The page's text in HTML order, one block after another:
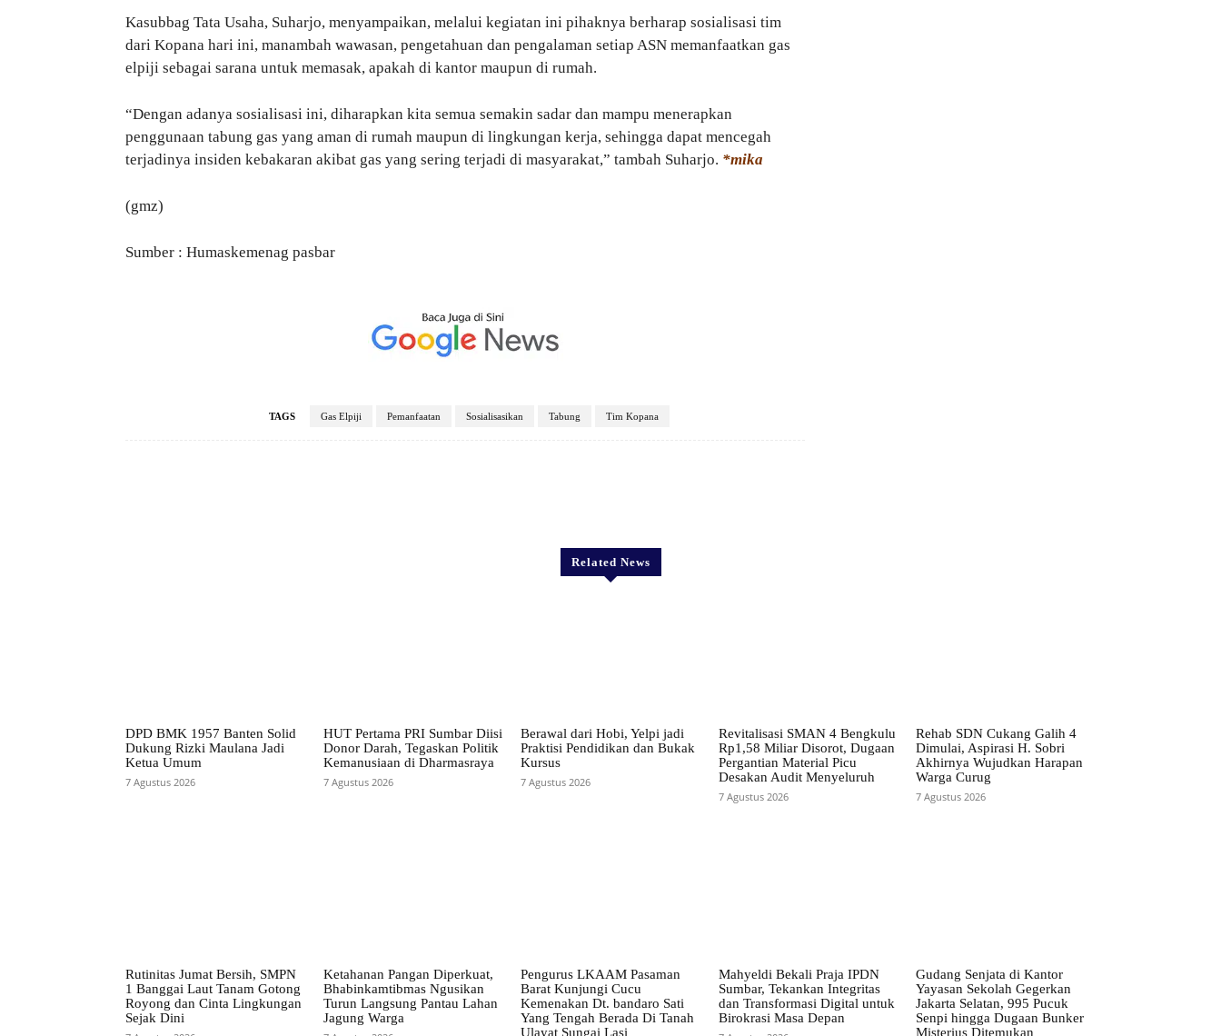
Kasubbag Tata Usaha, Suharjo, menyampaikan, melalui kegiatan ini pihaknya berharap sosialisasi tim
dari Kopana hari ini, manambah wawasan, pengetahuan dan pengalaman setiap ASN memanfaatkan gas
elpiji sebagai sarana untuk memasak, apakah di kantor maupun di rumah.
“Dengan adanya sosialisasi ini, diharapkan kita semua semakin sadar dan mampu menerapkan
penggunaan tabung gas yang aman di rumah maupun di lingkungan kerja, sehingga dapat mencegah
terjadinya insiden kebakaran akibat gas yang sering terjadi di masyarakat,” tambah Suharjo. *mika
(gmz)
Sumber : Humaskemenag pasbar
TAGS Gas Elpiji Pemanfaatan Sosialisasikan Tabung Tim Kopana
Related News
DPD BMK 1957 Banten Solid
Dukung Rizki Maulana Jadi
Ketua Umum
7 Agustus 2026
HUT Pertama PRI Sumbar Diisi
Donor Darah, Tegaskan Politik
Kemanusiaan di Dharmasraya
7 Agustus 2026
Berawal dari Hobi, Yelpi jadi
Praktisi Pendidikan dan Bukak
Kursus
7 Agustus 2026
Revitalisasi SMAN 4 Bengkulu
Rp1,58 Miliar Disorot, Dugaan
Pergantian Material Picu
Desakan Audit Menyeluruh
7 Agustus 2026
Rehab SDN Cukang Galih 4
Dimulai, Aspirasi H. Sobri
Akhirnya Wujudkan Harapan
Warga Curug
7 Agustus 2026
Rutinitas Jumat Bersih, SMPN
1 Banggai Laut Tanam Gotong
Royong dan Cinta Lingkungan
Sejak Dini
Ketahanan Pangan Diperkuat,
Bhabinkamtibmas Ngusikan
Turun Langsung Pantau Lahan
Jagung Warga
Pengurus LKAAM Pasaman
Barat Kunjungi Cucu
Kemenakan Dt. bandaro Sati
Yang Tengah Berada Di Tanah
Ulayat Sungai Lasi
Mahyeldi Bekali Praja IPDN
Sumbar, Tekankan Integritas
dan Transformasi Digital untuk
Birokrasi Masa Depan
Gudang Senjata di Kantor
Yayasan Sekolah Gegerkan
Jakarta Selatan, 995 Pucuk
Senpi hingga Dugaan Bunker
Misterius Ditemukan